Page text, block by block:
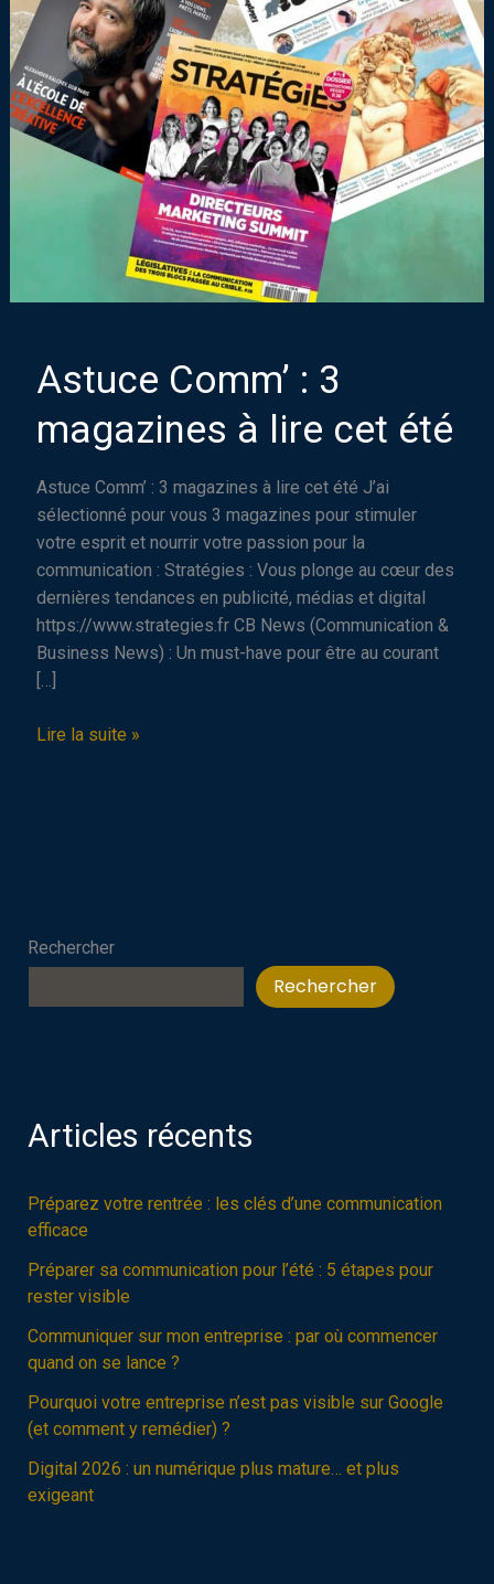
Rechercher
Rechercher
Articles récents
Préparez votre rentrée : les clés d’une communication
efficace
Préparer sa communication pour l’été : 5 étapes pour
rester visible
Communiquer sur mon entreprise : par où commencer
quand on se lance ?
Pourquoi votre entreprise n’est pas visible sur Google
(et comment y remédier) ?
Digital 2026 : un numérique plus mature… et plus
exigeant
Astuce Comm’ : 3
magazines à lire cet été
Astuce Comm’ : 3 magazines à lire cet été J’ai
sélectionné pour vous 3 magazines pour stimuler
votre esprit et nourrir votre passion pour la
communication : Stratégies : Vous plonge au cœur des
dernières tendances en publicité, médias et digital
https://www.strategies.fr CB News (Communication &
Business News) : Un must-have pour être au courant
[…]
Astuce
été
Lire la suite »